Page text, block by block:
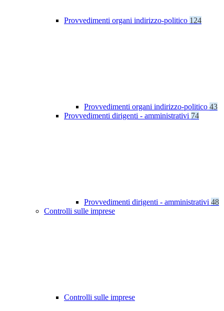
Provvedimenti organi indirizzo-politico 124
Provvedimenti organi indirizzo-politico 43
Provvedimenti dirigenti - amministrativi 74
Provvedimenti dirigenti - amministrativi 48
Controlli sulle imprese
Controlli sulle imprese